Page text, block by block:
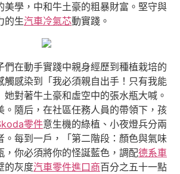
美學，中和牛土豪的粗暴財富。堅守與
的生汽車冷氣芯動實踐。
們在動手實踐中親身經歷到種植栽培的
觸感染到「我必須親自出手！只有我能
對著牛土豪和虛空中的張水瓶大喊。
。隨后，在社區任務人員的帶領下，孩
零件意生機的綠植、小夜燈兵分兩
。每到一戶，「第二階段：顏色與氣味
，你必須將你的怪誕藍色，調配德系車
的灰度汽車零件進口商百分之五十一點